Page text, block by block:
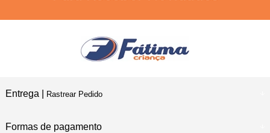
Entrega | Rastrear Pedido
Formas de pagamento